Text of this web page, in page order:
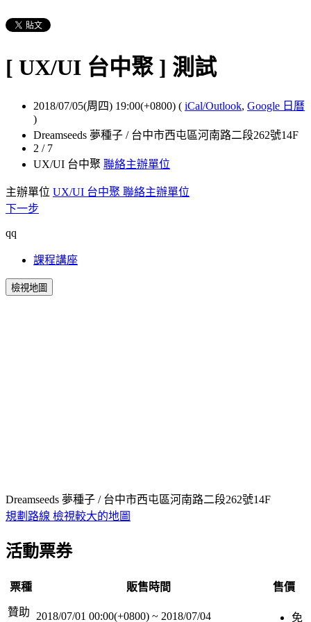
[ UX/UI 台中聚 ] 測試
2018/07/05(周四) 19:00(+0800) ( iCal/Outlook, Google 日曆
)
Dreamseeds 夢種子 / 台中市西屯區河南路二段262號14F
2 / 7
UX/UI 台中聚 聯絡主辦單位
主辦單位 UX/UI 台中聚 聯絡主辦單位
下一步
qq
課程講座
檢視地圖
Dreamseeds 夢種子 / 台中市西屯區河南路二段262號14F
規劃路線 檢視較大的地圖
活動票券
票種 販售時間 售價
贊助 2018/07/01 00:00(+0800) ~ 2018/07/04 免